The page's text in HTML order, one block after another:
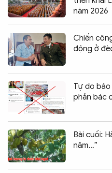
năm 2026
Chiến
động ở
Tự do báo
phản bác
Bài cuối:
năm…”